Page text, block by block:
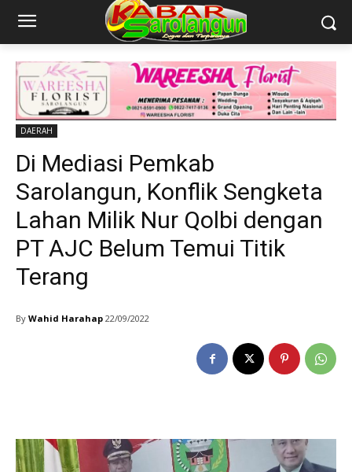
DAERAH
Di Mediasi Pemkab
Sarolangun, Konflik Sengketa
Lahan Milik Nur Qolbi dengan
PT AJC Belum Temui Titik
Terang
By Wahid Harahap 22/09/2022